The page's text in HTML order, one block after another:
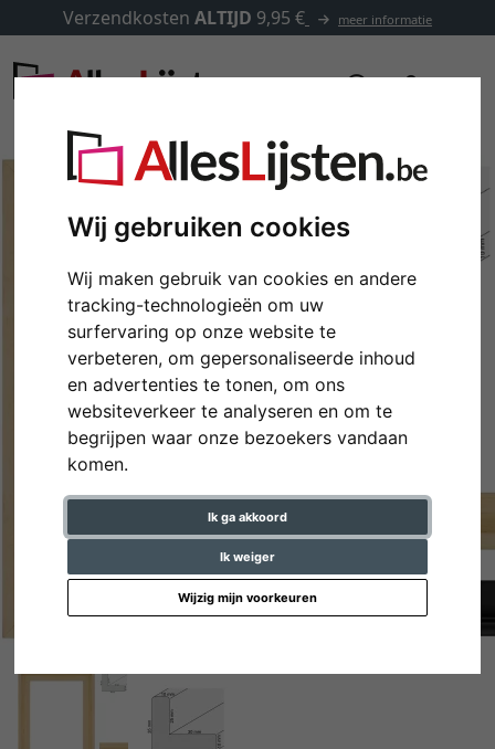
Wij gebruiken cookies
Wij maken gebruik van cookies en andere
tracking-technologieën om uw
surfervaring op onze website te
verbeteren, om gepersonaliseerde inhoud
en advertenties te tonen, om ons
websiteverkeer te analyseren en om te
begrijpen waar onze bezoekers vandaan
komen.
Ik ga akkoord
Ik weiger
Wijzig mijn voorkeuren
Verzendkosten ALTIJD 9,95 € meer informatie
Terug